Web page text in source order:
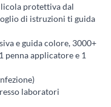
protettiva dal
di istruzioni ti guida
e guida colore, 3000+
applicatore e 1
laboratori